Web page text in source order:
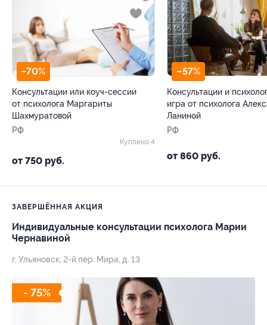
–70%
Консультации или коуч-сессии
от психолога Маргариты
Шахмуратовой
РФ
от 750 руб.
Куплено 4
–57%
Консультации и
игра от психолога
Ланиной
РФ
от 860 руб.
ЗАВЕРШЁННАЯ АКЦИЯ
Индивидуальные консультации психолога Марии
Чернавиной
г. Ульяновск, 2-й пер. Мира, д. 13
- 75%